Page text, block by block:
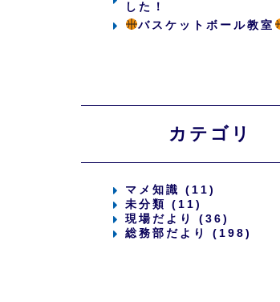
した！
バスケットボール教室
カテゴリ
マメ知識 (11)
未分類 (11)
現場だより (36)
総務部だより (198)